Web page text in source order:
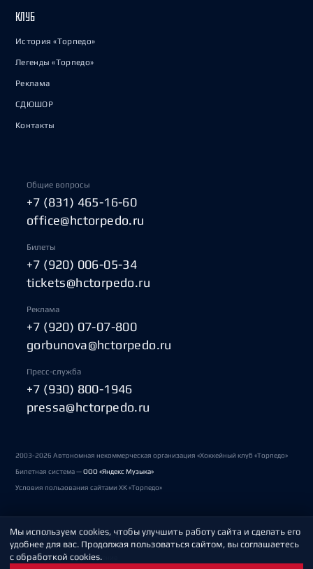
КЛУБ
История «Торпедо»
Легенды «Торпедо»
Реклама
СДЮШОР
Контакты
Общие вопросы
+7 (831) 465-16-60
office@hctorpedo.ru
Билеты
+7 (920) 006-05-34
tickets@hctorpedo.ru
Реклама
+7 (920) 07-07-800
gorbunova@hctorpedo.ru
Пресс-служба
+7 (930) 800-1946
pressa@hctorpedo.ru
2003-2026 Автономная некоммерческая организация «Хоккейный клуб «Торпедо»
Билетная система —ООО «Яндекс Музыка»
Условия пользования сайтами ХК «Торпедо»
Политика обработки персональных данных
Пользовательское соглашение
Мы используем cookies, чтобы улучшить работу сайта и сделать его
удобнее для вас. Продолжая пользоваться сайтом, вы соглашаетесь
с обработкой cookies.